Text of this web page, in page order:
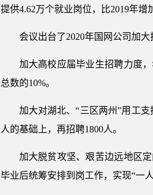
提供4.62万个就业岗位，比2019年增
会议出台了2020年国网公司加大
加大高校应届毕业生招聘力度
总数的10%。
加大对湖北、“三区两州”用工
人的基础上，再招聘1800人。
加大脱贫攻坚、艰苦边远地区
毕业后统筹安排到岗工作，实现“一